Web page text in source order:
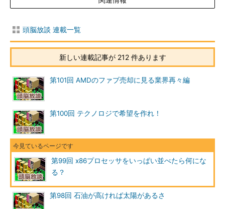
頭脳放談 連載一覧
新しい連載記事が 212 件あります
第101回 AMDのファブ売却に見る業界再々編
第100回 テクノロジで希望を作れ！
第99回 x86プロセッサをいっぱい並べたら何にな
る？
第98回 石油が高ければ太陽があるさ